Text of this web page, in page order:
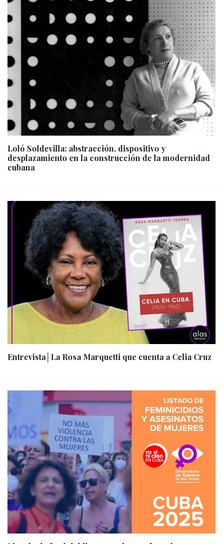
Loló Soldevilla: abstracción, dispositivo y
desplazamiento en la construcción de la modernidad
cubana
Entrevista│La Rosa Marquetti que cuenta a Celia Cruz